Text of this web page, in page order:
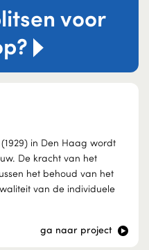
voor
in Den Haag wordt
De kracht van het
het behoud van het
van de individuele
ga naar project